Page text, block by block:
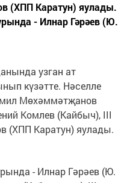
(ХПП Каратун) яулады.
- Илнар Гәрәев (Ю.
узган ат
күзәтте. Нә­селле
Мөхәм­мәтҗанов
Комлев (Кайбыч), III
(ХПП Каратун) яулады.
- Илнар Гәрәев (Ю.